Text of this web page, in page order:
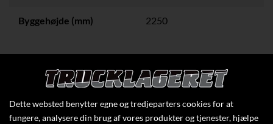
Byggehøjde (mm) 2250
Klik her for at se flere specifikationer
Dette websted benytter egne og tredjeparters cookies for at
fungere, analysere din brug af vores produkter og tjenester, hjælpe